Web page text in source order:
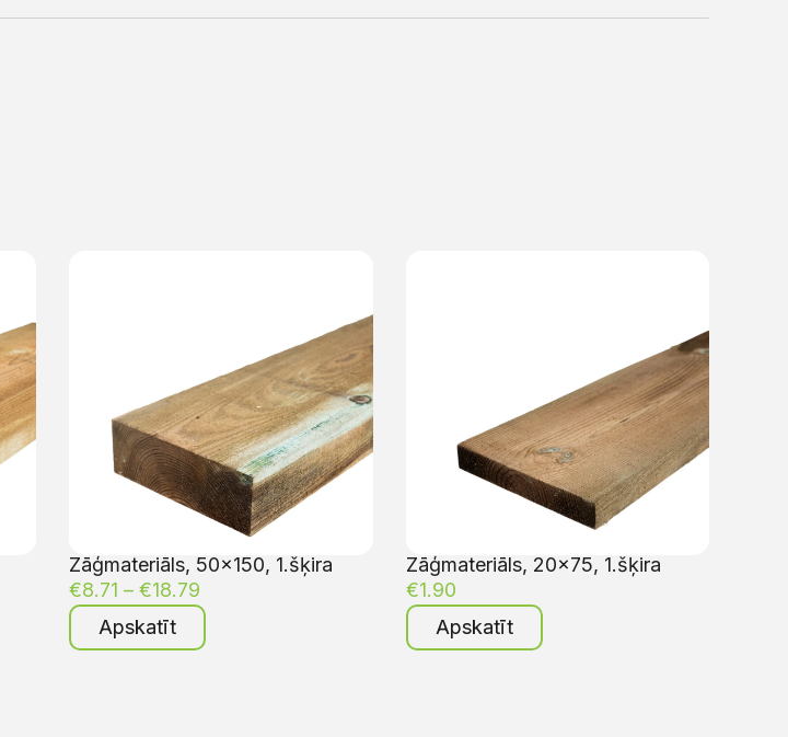
Zāģmateriāls, 50×150, 1.šķira
€8.71 – €18.79
Apskatīt
Zāģmateriāls, 20×75, 1.šķira
€1.90
Apskatīt